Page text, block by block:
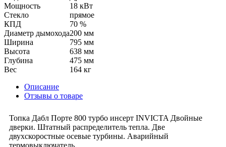
Мощность
18 кВт
Стекло
прямое
КПД
70 %
Диаметр дымохода200 мм
Ширина
795 мм
Высота
638 мм
Глубина
475 мм
Вес
164 кг
Описание
Отзывы о товаре
Топка Дабл Порте 800 турбо инсерт INVICTA Двойные
дверки. Штатный распределитель тепла. Две
двухскоростные осевые турбины. Аварийный
термовыключатель.